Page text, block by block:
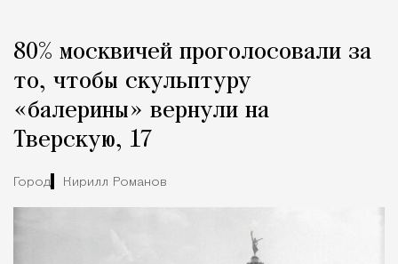
80% москвичей проголосовали за
то, чтобы скульптуру
«балерины» вернули на
Тверскую, 17
Город Кирилл Романов